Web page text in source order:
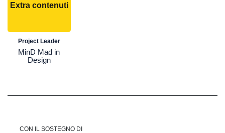
Extra contenuti
Project Leader
MinD Mad in
Design
CON IL SOSTEGNO DI